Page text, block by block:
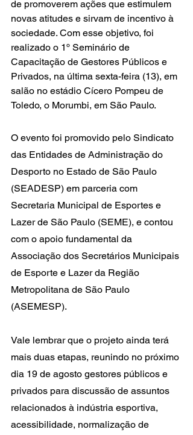
de promoverem ações que estimulem
novas atitudes e sirvam de incentivo à
sociedade. Com esse objetivo, foi
realizado o 1º Seminário de
Capacitação de Gestores Públicos e
Privados, na última sexta-feira (13), em
salão no estádio Cícero Pompeu de
Toledo, o Morumbi, em São Paulo.
O evento foi promovido pelo Sindicato
das Entidades de Administração do
Desporto no Estado de São Paulo
(SEADESP) em parceria com
Secretaria Municipal de Esportes e
Lazer de São Paulo (SEME), e contou
com o apoio fundamental da
Associação dos Secretários Municipais
de Esporte e Lazer da Região
Metropolitana de São Paulo
(ASEMESP).
Vale lembrar que o projeto ainda terá
mais duas etapas, reunindo no próximo
dia 19 de agosto gestores públicos e
privados para discussão de assuntos
relacionados à indústria esportiva,
acessibilidade, normalização de